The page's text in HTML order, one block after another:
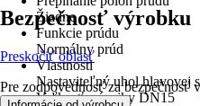
Žiadne
Funkcie prúdu
Normálny prúd
Vlastnosti
Nastaviteľný uhol hlavovej
Veľkosť prípojky DN15
Bezpečnosť výrobku
Preskočiť oblasť
Pre zodpovednosť za bezpečnosť